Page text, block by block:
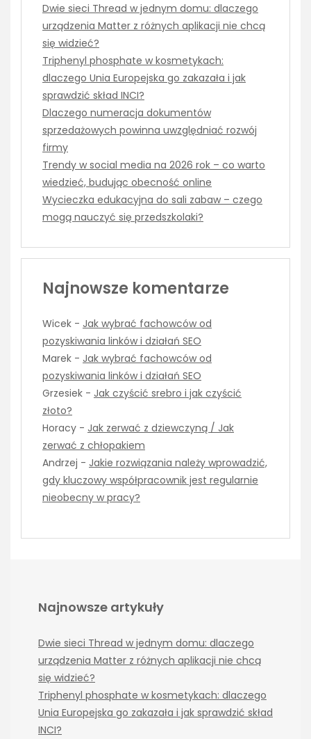
Dwie sieci Thread w jednym domu: dlaczego
urządzenia Matter z różnych aplikacji nie chcą
się widzieć?
Triphenyl phosphate w kosmetykach:
dlaczego Unia Europejska go zakazała i jak
sprawdzić skład INCI?
Dlaczego numeracja dokumentów
sprzedażowych powinna uwzględniać rozwój
firmy
Trendy w social media na 2026 rok – co warto
wiedzieć, budując obecność online
Wycieczka edukacyjna do sali zabaw – czego
mogą nauczyć się przedszkolaki?
Najnowsze komentarze
Wicek - Jak wybrać fachowców od
pozyskiwania linków i działań SEO
Marek - Jak wybrać fachowców od
pozyskiwania linków i działań SEO
Grzesiek - Jak czyścić srebro i jak czyścić
złoto?
Horacy - Jak zerwać z dziewczyną / Jak
zerwać z chłopakiem
Andrzej - Jakie rozwiązania należy wprowadzić,
gdy kluczowy współpracownik jest regularnie
nieobecny w pracy?
Najnowsze artykuły
Dwie sieci Thread w jednym domu: dlaczego
urządzenia Matter z różnych aplikacji nie chcą
się widzieć?
Triphenyl phosphate w kosmetykach: dlaczego
Unia Europejska go zakazała i jak sprawdzić skład
INCI?